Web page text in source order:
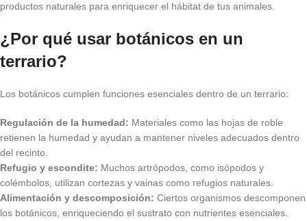
productos naturales para enriquecer el hábitat de tus animales.
¿Por qué usar botánicos en un
terrario?
Los botánicos cumplen funciones esenciales dentro de un terrario:
Regulación de la humedad: Materiales como las hojas de roble
retienen la humedad y ayudan a mantener niveles adecuados dentro
del recinto.
Refugio y escondite: Muchos artrópodos, como isópodos y
colémbolos, utilizan cortezas y vainas como refugios naturales.
Alimentación y descomposición: Ciertos organismos descomponen
los botánicos, enriqueciendo el sustrato con nutrientes esenciales.